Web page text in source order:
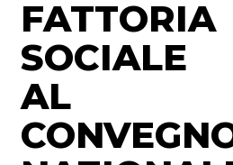
FATTORIA
SOCIALE
AL